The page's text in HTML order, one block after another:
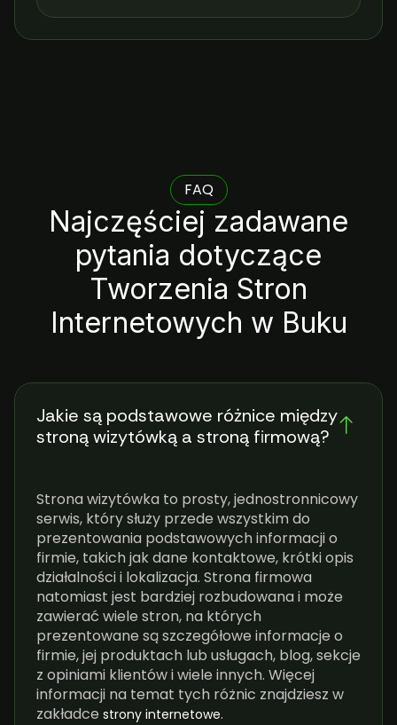
FAQ
Najczęściej zadawane
pytania dotyczące
Tworzenia Stron
Internetowych w Buku
Jakie są podstawowe różnice między
stroną wizytówką a stroną firmową?
Strona wizytówka to prosty, jednostronnicowy
serwis, który służy przede wszystkim do
prezentowania podstawowych informacji o
firmie, takich jak dane kontaktowe, krótki opis
działalności i lokalizacja. Strona firmowa
natomiast jest bardziej rozbudowana i może
zawierać wiele stron, na których
prezentowane są szczegółowe informacje o
firmie, jej produktach lub usługach, blog, sekcje
z opiniami klientów i wiele innych. Więcej
informacji na temat tych różnic znajdziesz w
zakładce strony internetowe.